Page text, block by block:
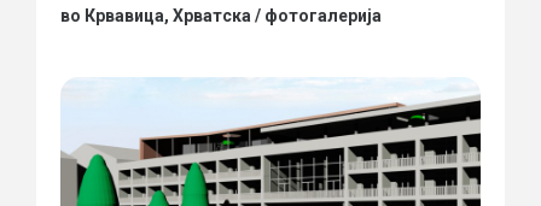
во Крвавица, Хрватска / фотогалерија